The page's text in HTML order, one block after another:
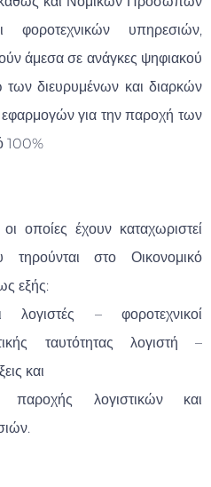
φοροτεχνικών υπηρεσιών,
άμεσα σε ανάγκες ψηφιακού
διευρυμένων και διαρκών
για την παροχή των
100%
οι οποίες έχουν καταχωριστεί
στο Οικονομικό
εξής:
λογιστές – φοροτεχνικοί
ταυτότητας λογιστή –
και
λογιστικών και